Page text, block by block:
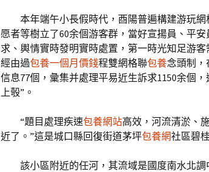
本年端午小長假時代，酉陽普遍構建游玩
愿者等樹立了60余個游客群，當好宣揚員、平安
求、輿情實時發明實時處置，第一時光知足游
經由過包養一個月價錢程雙網格聯包養念頭制
信息77個，彙集并處理平易近生訴求1150余個
上彀”。
“題目處理疾速包養網站高效，河流清淤、
近了。”這是城口縣回復街道茅坪包養網社區碧
該小區附近的任河，其流域是國度南水北